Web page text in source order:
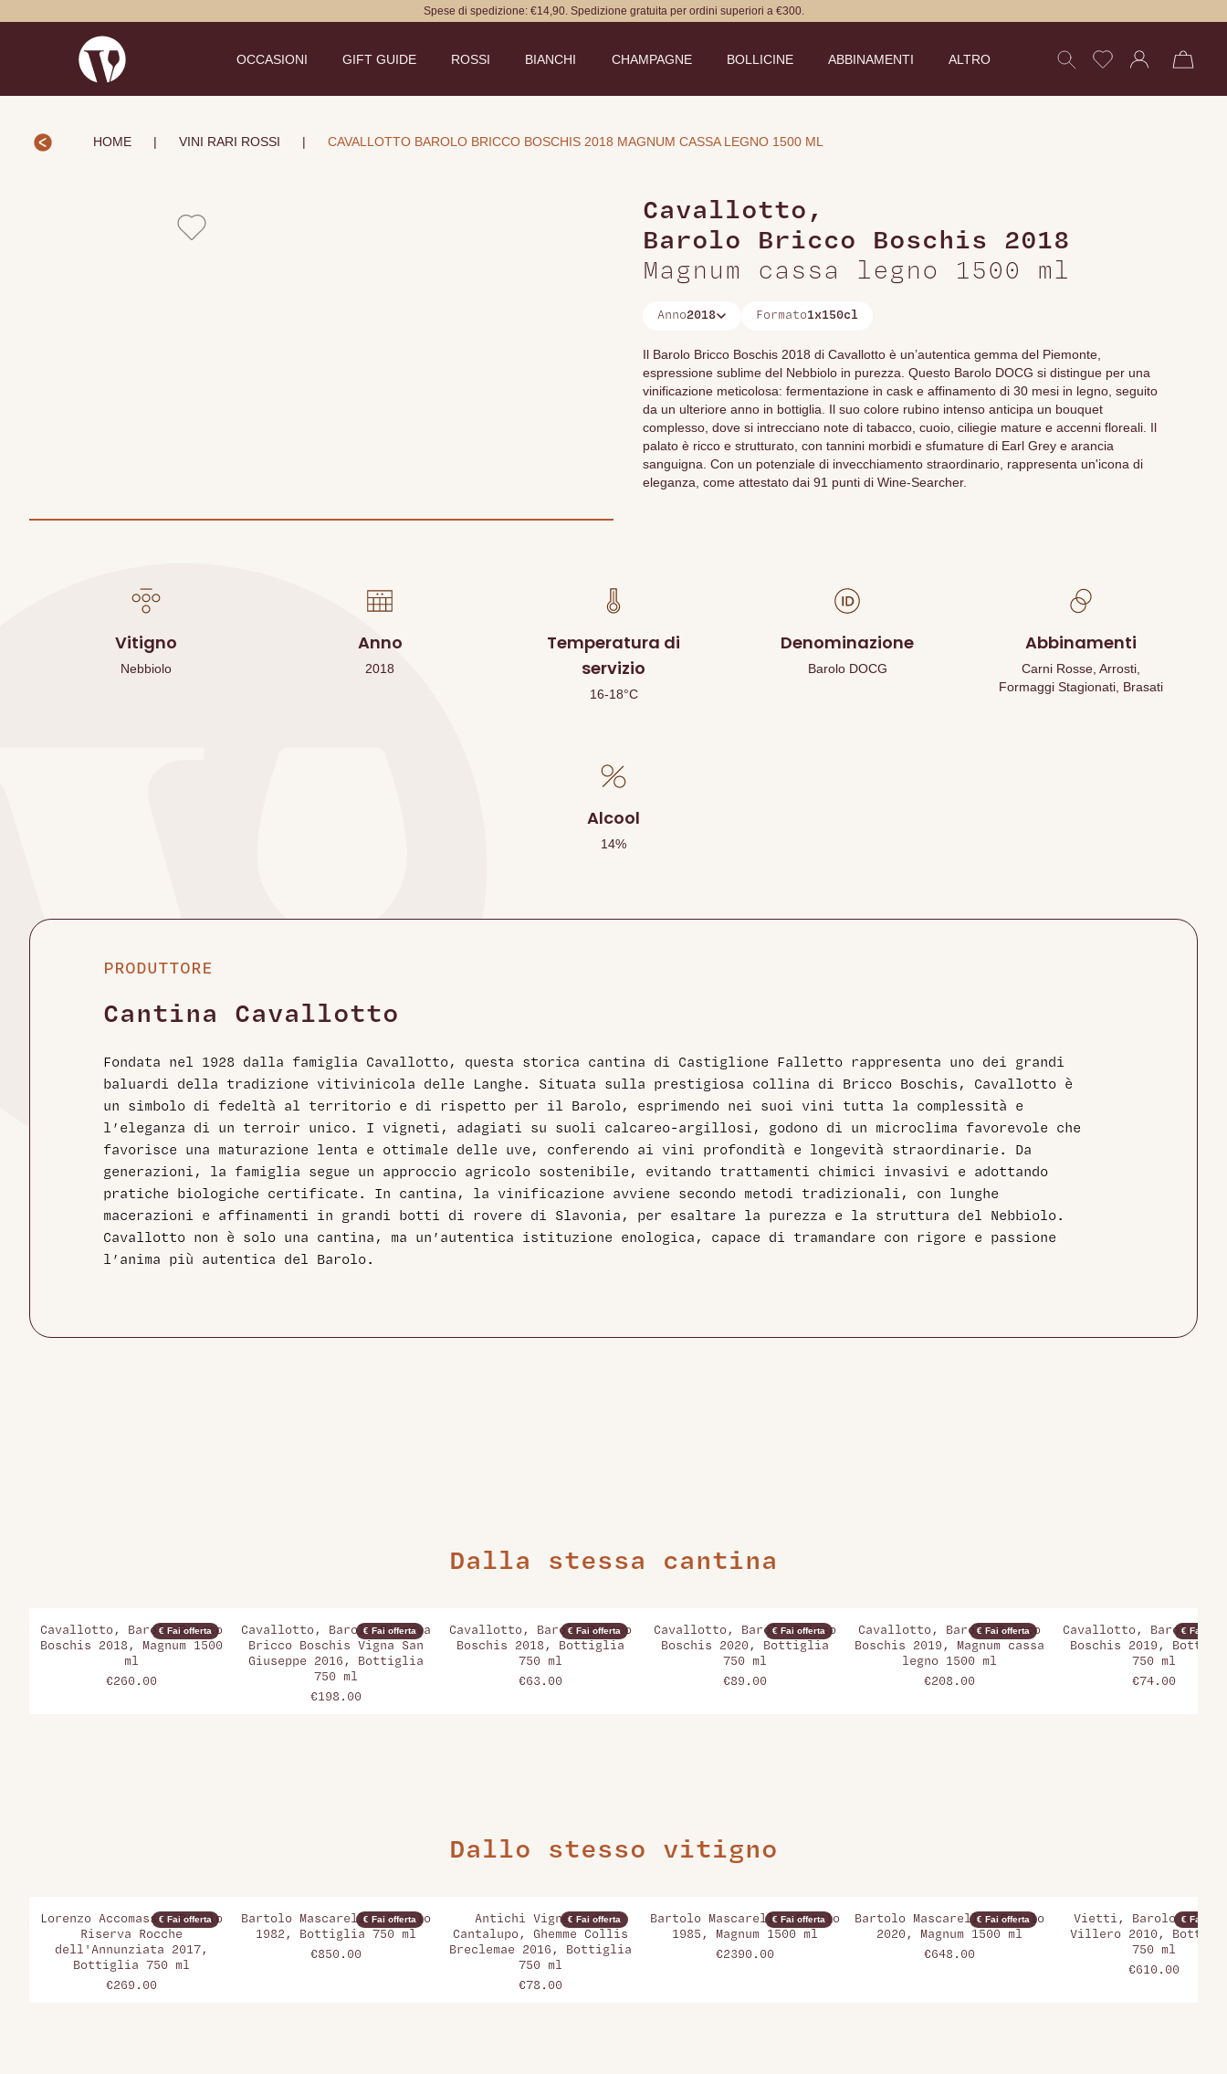
Spese di spedizione: €14,90. Spedizione gratuita per ordini superiori a €300.
OCCASIONI GIFT GUIDE ROSSI BIANCHI CHAMPAGNE BOLLICINE ABBINAMENTI ALTRO
HOME | VINI RARI ROSSI | CAVALLOTTO BAROLO BRICCO BOSCHIS 2018 MAGNUM CASSA LEGNO 1500 ML
Cavallotto ,
Barolo Bricco Boschis 2018
Magnum cassa legno 1500 ml
Anno2018 Formato1x150cl
Il Barolo Bricco Boschis 2018 di Cavallotto è un’autentica gemma del Piemonte,
espressione sublime del Nebbiolo in purezza. Questo Barolo DOCG si distingue per una
vinificazione meticolosa: fermentazione in cask e affinamento di 30 mesi in legno, seguito
da un ulteriore anno in bottiglia. Il suo colore rubino intenso anticipa un bouquet
complesso, dove si intrecciano note di tabacco, cuoio, ciliegie mature e accenni floreali. Il
palato è ricco e strutturato, con tannini morbidi e sfumature di Earl Grey e arancia
sanguigna. Con un potenziale di invecchiamento straordinario, rappresenta un'icona di
eleganza, come attestato dai 91 punti di Wine-Searcher.
Vitigno
Nebbiolo
Anno
2018
Temperatura di
servizio
16-18°C
Denominazione
Barolo DOCG
Abbinamenti
Carni Rosse, Arrosti,
Formaggi Stagionati, Brasati
Alcool
14%
PRODUTTORE
Cantina Cavallotto
Fondata nel 1928 dalla famiglia Cavallotto, questa storica cantina di Castiglione Falletto rappresenta uno dei grandi
baluardi della tradizione vitivinicola delle Langhe. Situata sulla prestigiosa collina di Bricco Boschis, Cavallotto è
un simbolo di fedeltà al territorio e di rispetto per il Barolo, esprimendo nei suoi vini tutta la complessità e
l’eleganza di un terroir unico. I vigneti, adagiati su suoli calcareo-argillosi, godono di un microclima favorevole che
favorisce una maturazione lenta e ottimale delle uve, conferendo ai vini profondità e longevità straordinarie. Da
generazioni, la famiglia segue un approccio agricolo sostenibile, evitando trattamenti chimici invasivi e adottando
pratiche biologiche certificate. In cantina, la vinificazione avviene secondo metodi tradizionali, con lunghe
macerazioni e affinamenti in grandi botti di rovere di Slavonia, per esaltare la purezza e la struttura del Nebbiolo.
Cavallotto non è solo una cantina, ma un’autentica istituzione enologica, capace di tramandare con rigore e passione
l’anima più autentica del Barolo.
Dalla stessa cantina
€ Fai offerta
Cavallotto, Barolo Bricco
Boschis 2018, Magnum 1500
ml
€260.00
€ Fai offerta
Cavallotto, Barolo Riserva
Bricco Boschis Vigna San
Giuseppe 2016, Bottiglia
750 ml
€198.00
€ Fai offerta
Cavallotto, Barolo Bricco
Boschis 2018, Bottiglia
750 ml
€63.00
€ Fai offerta
Cavallotto, Barolo Bricco
Boschis 2020, Bottiglia
750 ml
€89.00
€ Fai offerta
Cavallotto, Barolo Bricco
Boschis 2019, Magnum cassa
legno 1500 ml
€208.00
€ Fai
Cavallotto, Barolo
Boschis 2019,
750 ml
€74.00
Dallo stesso vitigno
€ Fai offerta
Lorenzo Accomasso, Barolo
Riserva Rocche
dell'Annunziata 2017,
Bottiglia 750 ml
€269.00
€ Fai offerta
Bartolo Mascarello, Barolo
1982, Bottiglia 750 ml
€850.00
€ Fai offerta
Antichi Vigneti di
Cantalupo, Ghemme Collis
Breclemae 2016, Bottiglia
750 ml
€78.00
€ Fai offerta
Bartolo Mascarello, Barolo
1985, Magnum 1500 ml
€2390.00
€ Fai offerta
Bartolo Mascarello, Barolo
2020, Magnum 1500 ml
€648.00
€ Fai
Vietti, Barolo
Villero 2010,
750 ml
€610.00